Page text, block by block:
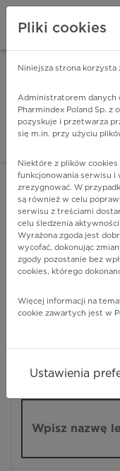
Pliki cookies
Niniejsza strona korzysta
Administratorem danych
Pharmindex Poland Sp. z
pozyskuje i przetwarza
się m.in. przy użyciu
Niektóre z plików
funkcjonowania serwisu i
zrezygnować. W
są również w celu
serwisu z treściami
celu śledzenia
Wyrażona zgoda jest
wycofać, dokonując
zgody pozostanie bez
cookies, którego
Więcej informacji na
cookie zawartych jest w
Ustawienia
ZA